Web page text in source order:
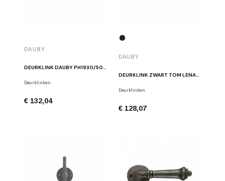
DAUBY
Deurklinken
€ 132,04
DAUBY
DEURKLINK ZWART TOM LENAERTS PH2017/50F VO
Deurklinken
€ 128,07